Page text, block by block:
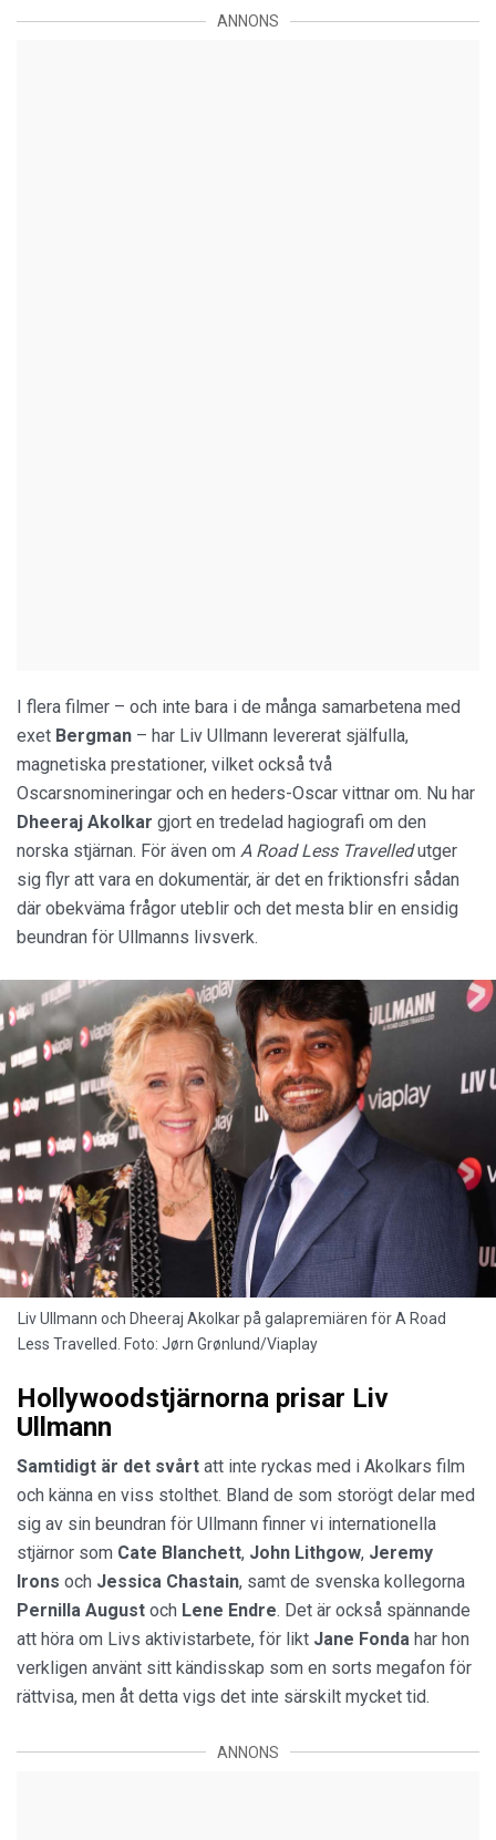
ANNONS
I flera filmer – och inte bara i de många samarbetena med
exet Bergman – har Liv Ullmann levererat själfulla,
magnetiska prestationer, vilket också två
Oscarsnomineringar och en heders-Oscar vittnar om. Nu har
Dheeraj Akolkar gjort en tredelad hagiografi om den
norska stjärnan. För även om A Road Less Travelledutger
sig flyr att vara en dokumentär, är det en friktionsfri sådan
där obekväma frågor uteblir och det mesta blir en ensidig
beundran för Ullmanns livsverk.
Liv Ullmann och Dheeraj Akolkar på galapremiären för A Road
Less Travelled. Foto: Jørn Grønlund/Viaplay
Hollywoodstjärnorna prisar Liv
Ullmann
Samtidigt är det svårt att inte ryckas med i Akolkars film
och känna en viss stolthet. Bland de som storögt delar med
sig av sin beundran för Ullmann finner vi internationella
stjärnor som Cate Blanchett, John Lithgow, Jeremy
Irons och Jessica Chastain, samt de svenska kollegorna
Pernilla August och Lene Endre. Det är också spännande
att höra om Livs aktivistarbete, för likt Jane Fonda har hon
verkligen använt sitt kändisskap som en sorts megafon för
rättvisa, men åt detta vigs det inte särskilt mycket tid.
ANNONS